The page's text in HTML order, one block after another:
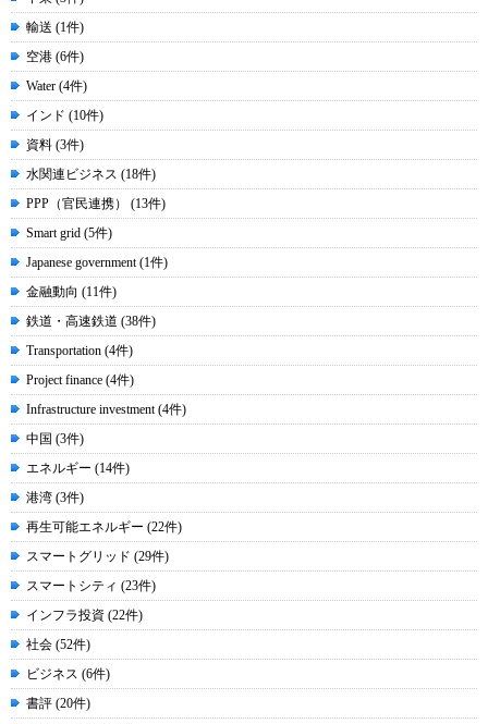
輸送 (1件)
空港 (6件)
Water (4件)
インド (10件)
資料 (3件)
水関連ビジネス (18件)
PPP（官民連携） (13件)
Smart grid (5件)
Japanese government (1件)
金融動向 (11件)
鉄道・高速鉄道 (38件)
Transportation (4件)
Project finance (4件)
Infrastructure investment (4件)
中国 (3件)
エネルギー (14件)
港湾 (3件)
再生可能エネルギー (22件)
スマートグリッド (29件)
スマートシティ (23件)
インフラ投資 (22件)
社会 (52件)
ビジネス (6件)
書評 (20件)